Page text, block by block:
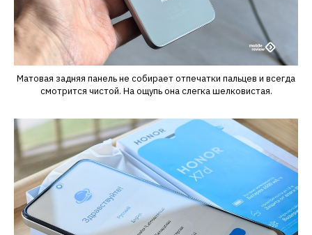
Матовая задняя панель не собирает отпечатки пальцев и всегда
смотрится чистой. На ощупь она слегка шелковистая.